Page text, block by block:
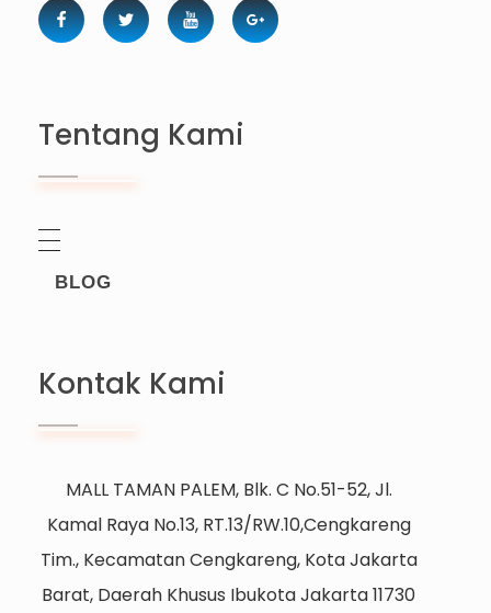
Tentang Kami
BLOG
Kontak Kami
MALL TAMAN PALEM, Blk. C No.51-52, Jl.
Kamal Raya No.13, RT.13/RW.10,Cengkareng
Tim., Kecamatan Cengkareng, Kota Jakarta
Barat, Daerah Khusus Ibukota Jakarta 11730